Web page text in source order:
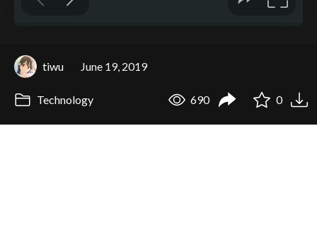
tiwu June 19, 2019
Technology 690 0